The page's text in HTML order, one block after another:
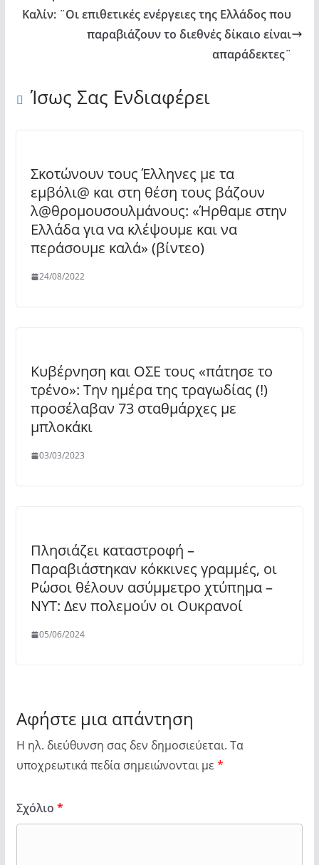
Καλίν: ¨Οι επιθετικές ενέργειες της Ελλάδος που
παραβιάζουν το διεθνές δίκαιο είναι
απαράδεκτες¨
Ίσως Σας Ενδιαφέρει
Σκοτώνουν τους Έλληνες με τα
εμβόλι@ και στη θέση τους βάζουν
λ@θρομουσουλμάνους: «Ήρθαμε στην
Ελλάδα για να κλέψουμε και να
περάσουμε καλά» (βίντεο)
24/08/2022
Κυβέρνηση και ΟΣΕ τους «πάτησε το
τρένο»: Την ημέρα της τραγωδίας (!)
προσέλαβαν 73 σταθμάρχες με
μπλοκάκι
03/03/2023
Πλησιάζει καταστροφή –
Παραβιάστηκαν κόκκινες γραμμές, οι
Ρώσοι θέλουν ασύμμετρο χτύπημα –
NYT: Δεν πολεμούν οι Ουκρανοί
05/06/2024
Αφήστε μια απάντηση
Η ηλ. διεύθυνση σας δεν δημοσιεύεται. Τα
υποχρεωτικά πεδία σημειώνονται με *
Σχόλιο *